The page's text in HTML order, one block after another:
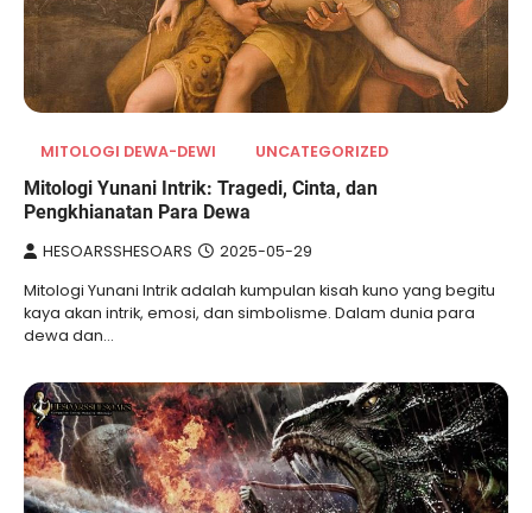
MITOLOGI DEWA-DEWI UNCATEGORIZED
Mitologi Yunani Intrik: Tragedi, Cinta, dan
Pengkhianatan Para Dewa
HESOARSSHESOARS 2025-05-29
Mitologi Yunani Intrik ­adalah ­kumpulan kisah ­kuno yang ­begitu
kaya ­akan ­intrik, ­emosi, ­dan ­simbolisme. Dalam dunia para
dewa dan…